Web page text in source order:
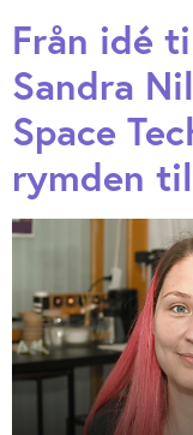
Från idé
Sandra
Space
rymden